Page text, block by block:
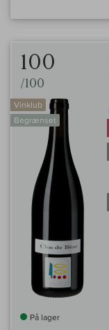
100
/100
Vinklub
Begrænset
På lager